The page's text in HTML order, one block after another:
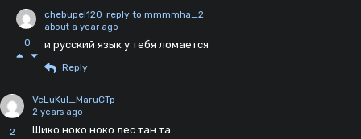
0
chebupel120 reply to mmmmha_2
about a year ago
и русский язык у тебя ломается
Reply
2
VeLuKuI_MaruCTp
2 years ago
Шико ноко ноко лес тан та